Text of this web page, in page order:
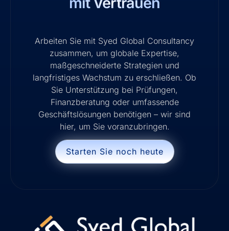
Arbeiten Sie mit Syed Global Consultancy
zusammen, um globale Expertise,
maßgeschneiderte Strategien und
langfristiges Wachstum zu erschließen. Ob
Sie Unterstützung bei Prüfungen,
Finanzberatung oder umfassende
Geschäftslösungen benötigen – wir sind
hier, um Sie voranzubringen.
Starten Sie noch heute